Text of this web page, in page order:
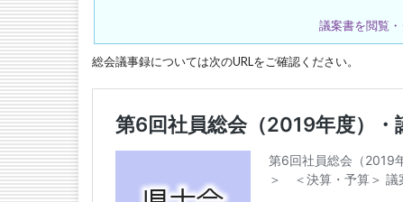
議案書を閲覧・
総会議事録については次のURLをご確認ください。